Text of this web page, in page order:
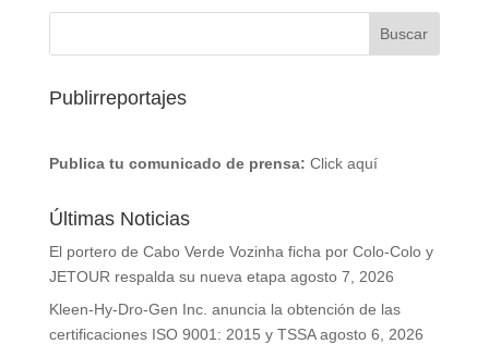
Publirreportajes
Publica tu comunicado de prensa: Click aquí
Últimas Noticias
El portero de Cabo Verde Vozinha ficha por Colo-Colo y
JETOUR respalda su nueva etapa agosto 7, 2026
Kleen-Hy-Dro-Gen Inc. anuncia la obtención de las
certificaciones ISO 9001: 2015 y TSSA agosto 6, 2026